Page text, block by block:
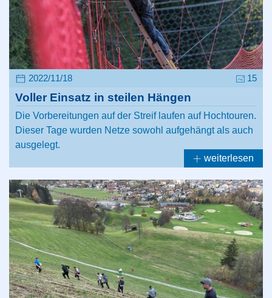
2022/11/18 15
Voller Einsatz in steilen Hängen
Die Vorbereitungen auf der Streif laufen auf Hochtouren.
Dieser Tage wurden Netze sowohl aufgehängt als auch
ausgelegt.
weiterlesen